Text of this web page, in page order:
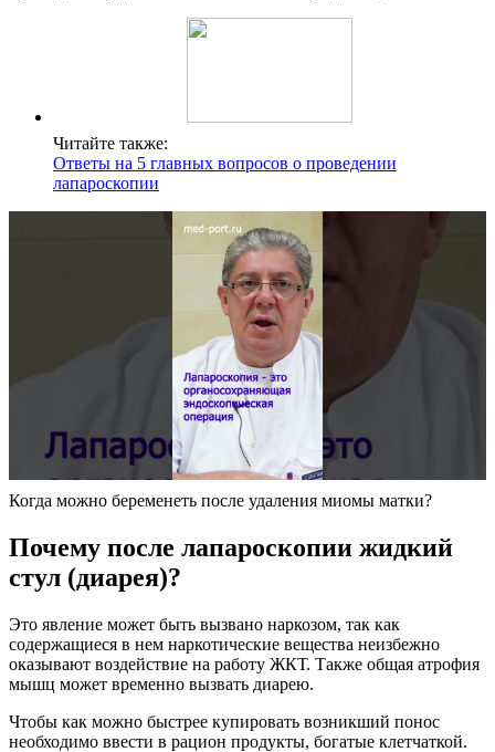
Читайте также:
Ответы на 5 главных вопросов о проведении
лапароскопии
Когда можно беременеть после удаления миомы матки?
Почему после лапароскопии жидкий
стул (диарея)?
Это явление может быть вызвано наркозом, так как
содержащиеся в нем наркотические вещества неизбежно
оказывают воздействие на работу ЖКТ. Также общая атрофия
мышц может временно вызвать диарею.
Чтобы как можно быстрее купировать возникший понос
необходимо ввести в рацион продукты, богатые клетчаткой.